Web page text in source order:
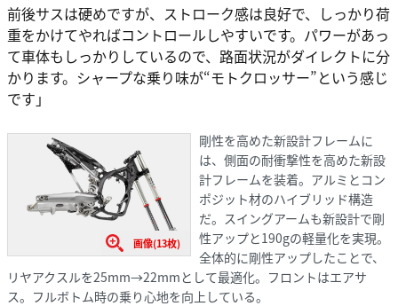
前後サスは硬めですが、ストローク感は良好で、しっかり荷
重をかけてやればコントロールしやすいです。パワーがあっ
て車体もしっかりしているので、路面状況がダイレクトに分
かります。シャープな乗り味が“モトクロッサー”という感じ
です」
画像(13枚)
剛性を高めた新設計フレームに
は、側面の耐衝撃性を高めた新設
計フレームを装着。アルミとコン
ポジット材のハイブリッド構造
だ。スイングアームも新設計で剛
性アップと190gの軽量化を実現。
全体的に剛性アップしたことで、
リヤアクスルを25mm→22mmとして最適化。フロントはエアサ
ス。フルボトム時の乗り心地を向上している。